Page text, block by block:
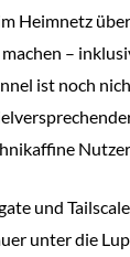
Heimnetz
–
ist noch
Nutzer.
und
unter die